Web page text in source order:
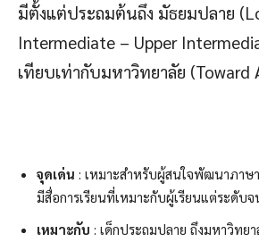
มีตั้งแต่ประถมต้นถึง มัธยมปลาย
Intermediate – Upper
เทียบเท่ากับมหาวิทยาลัย (Toward
จุดเด่น : เหมาะสำหรับผู้สนใจพัฒนาภาษ
มีสื่อการเรียนที่เหมาะกับผู้เรียนแต่ระดับ
เหมาะกับ : เด็กประถมปลาย ถึงมหาวิทย